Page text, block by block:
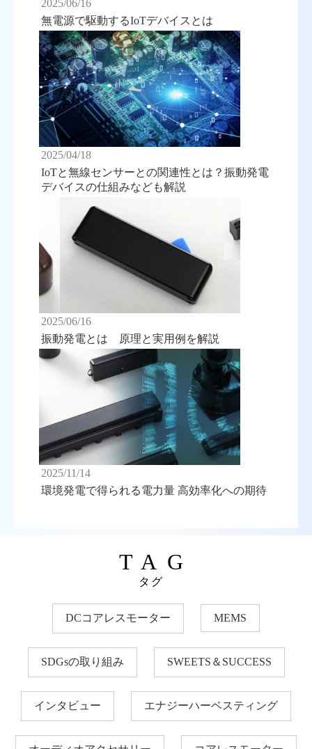
2025/06/16
無電源で駆動するIoTデバイスとは
2025/04/18
IoTと無線センサーとの関連性とは？振動発電
デバイスの仕組みなども解説
2025/06/16
振動発電とは 原理と実用例を解説
2025/11/14
環境発電で得られる電力量 高効率化への期待
TAG
タグ
DCコアレスモーター MEMS
SDGsの取り組み SWEETS＆SUCCESS
インタビュー エナジーハーベスティング